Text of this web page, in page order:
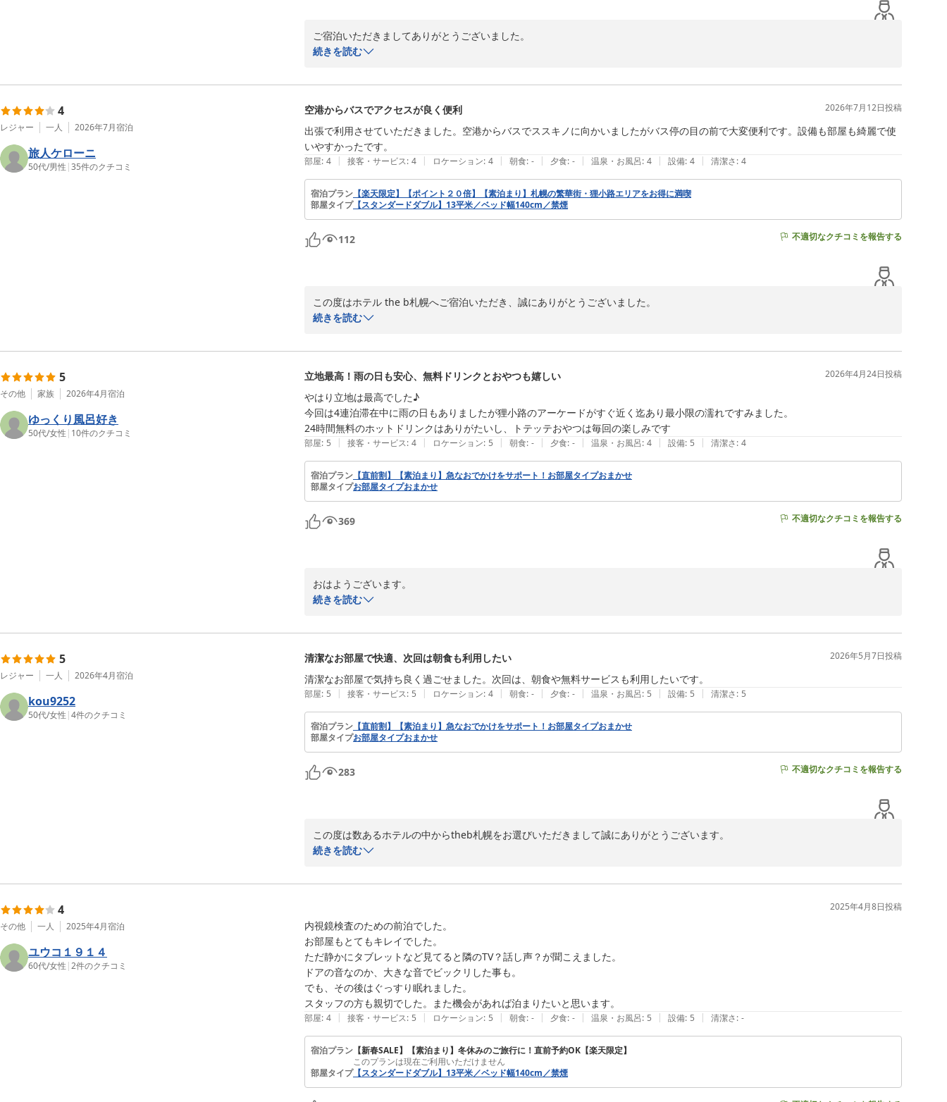
ご宿泊いただきましてありがとうございました。
ご滞在が「2泊のつもりだった！」というお話を伺い2泊目への急な変更も無事に対応できて本当によかったです。
買い物時間を満喫されたお話を伺い、私どもも大変嬉しく思っております。
しかしながら……心地よい滞在の中に、残念なポイントを作ってしまい本当に申し訳ありません。
客室に内線電話がなくフロントまで足を運んでいただくため、「面倒だな」と感じさせてしまいお手間をおかけしてしまいまし
た。
さらに水回りの気になるニオイ、そしてチェックアウト時にお待たせしてしまったことは
せっかくのリラックスタイムとお帰りの間際の間を遮ってしまい、深くお詫び申し上げます。
ニオイに関しては、すぐに清掃スタッフと共にお部屋をしっかり点検し、消臭と改善に努め手続きの連携もすぐに見直します。
そして「注文の多いゲスト」だなんて、どうかそんな風に思わないでください。
お客さまがこうして丁寧で率直な声を届けてくださるからこそ、私どもはもっと良いホテルへと成長することができます。
ｔｈｅ ｂ 札幌（ザビー さっぽろ）
続きを読む
4
レジャー 一人 2026年7月宿泊
旅人ケローニ
50代/男性 |35件のクチコミ
空港からバスでアクセスが良く便利 2026年7月12日投稿
出張で利用させていただきました。空港からバスでススキノに向かいましたがバス停の目の前で大変便利です。設備も部屋も綺麗で使
いやすかったです。
部屋: 4 | 接客・サービス: 4 | ロケーション: 4 | 朝食: - | 夕食: - | 温泉・お風呂: 4 | 設備: 4 | 清潔さ: 4
宿泊プラン 【楽天限定】【ポイント２０倍】【素泊まり】札幌の繁華街・狸小路エリアをお得に満喫
部屋タイプ【スタンダードダブル】13平米／ベッド幅140cm／禁煙
112 不適切なクチコミを報告する
この度はホテル the b札幌へご宿泊いただき、誠にありがとうございました。
また、当館の立地やお部屋等に関してお褒めの言葉をいただき、ありがとうございます。今後ともお客様が過ごしやすいホテルを
お客様のまたのご利用心よりお待ち申し上げております。
ｔｈｅ ｂ 札幌（ザビー さっぽろ）
2026-07-29
続きを読む
5
その他 家族 2026年4月宿泊
ゆっくり風呂好き
50代/女性 | 10件のクチコミ
立地最高！雨の日も安心、無料ドリンクとおやつも嬉しい 2026年4月24日投稿
やはり立地は最高でした♪
今回は4連泊滞在中に雨の日もありましたが狸小路のアーケードがすぐ近く迄あり最小限の濡れですみました。
部屋: 5 | 接客・サービス: 4 | ロケーション: 5 | 朝食: - | 夕食: - | 温泉・お風呂: 4 | 設備: 5 | 清潔さ: 4
宿泊プラン 【直前割】【素泊まり】急なおでかけをサポート！お部屋タイプおまかせ
部屋タイプお部屋タイプおまかせ
369 不適切なクチコミを報告する
おはようございます。
ゆっくり風呂好きさん「おかえりなさいませ」
窓の外の景色を見ながら、ふわりと香る焼き立てクロワッサンの匂いに
あらためましてthe b 札幌にご宿泊をいただきましてありがとうございます。
ゆっくり風呂好きさんのお言葉を拝見した瞬間
嬉しさのあまりパソコンの前で「起立」・「礼」・「満面の笑顔」となりました。
当館の自慢である「アーケード至近」の立地が
お客さまの足元をしっかりお守りできたようでホッと胸をなでおろしております。
そして、毎回の楽しみと言ってくださる「トッテッテ」！
スタッフが焼き上げたチョコチャンククッキーに、冷やしてひんやり触感を味わうスイートポテトを
季節は足早に過ぎ去りますが次回のご宿泊の際にも
変わらぬ「安定感抜群の笑顔」でお迎えすることをお約束いたします。
2026-04-26
続きを読む
5
レジャー 一人 2026年4月宿泊
kou9252
50代/女性 |4件のクチコミ
清潔なお部屋で快適、次回は朝食も利用したい 2026年5月7日投稿
清潔なお部屋で気持ち良く過ごせました。次回は、朝食や無料サービスも利用したいです。
部屋: 5 | 接客・サービス: 5 | ロケーション: 4 | 朝食: - | 夕食: - | 温泉・お風呂: 5 | 設備: 5 | 清潔さ: 5
宿泊プラン 【直前割】【素泊まり】急なおでかけをサポート！お部屋タイプおまかせ
部屋タイプお部屋タイプおまかせ
283 不適切なクチコミを報告する
この度は数あるホテルの中からtheb札幌をお選びいただきまして誠にありがとうございます。
お客様が気持ちよくお過ごしいただけたとのこと…心から安心いたしました。また、お部屋が清潔だったとのお言葉もいただくこと
タッフも感謝感謝の毎日になるほど、当ホテルのハウスキーピングは、どんなに限られた時間のなかでも客室の仕上がりを高める
お客様にその点を気づいていただくことができ、さらにはクチコミにも書いていただき、溢れんばかりの感謝でございます。
ご朝食や無料の軽食サービス、ぜひ次回ご利用していただければと思います！当ホテルの朝食は、ライトミールビュッフェとして
提供しております。軽めの料理なので、「ザ・北海道！」というようなお料理のご用意はございませんが、朝にピッタリ「中華
粥」がおすすめです。ザーサイ、ネギ、蒸し鶏などトッピングして召し上がっていただくと、ついついおかわりしたくなってしま
いますよ。
無料の軽食サービスにつきましては、現在はスイートポテトとチョコクッキーをご用意しております。夏は2年連続、夏季限定でア
イスクリームをご提供しておりました！今季はまだ未定ですが、もしかしたら夏は無料でアイスクリームが食べられるかも…！！
最後になりますが、この度は貴重なお時間を割いて大変嬉しいクチコミをお寄せいただき、ありがとうございました。
またぜひ当ホテルへお越しください！お客様のお帰りを心からお待ちしております。
ｔｈｅ ｂ 札幌（ザビー さっぽろ）
続きを読む
4
その他 一人 2025年4月宿泊
ユウコ１９１４
60代/女性 |2件のクチコミ
2025年4月8日投稿
内視鏡検査のための前泊でした。
お部屋もとてもキレイでした。
ただ静かにタブレットなど見てると隣のTV？話し声？が聞こえました。
ドアの音なのか、大きな音でビックリした事も。
でも、その後はぐっすり眠れました。
スタッフの方も親切でした。また機会があれば泊まりたいと思います。
部屋: 4 | 接客・サービス: 5 | ロケーション: 5 | 朝食: - | 夕食: - | 温泉・お風呂: 5 | 設備: 5 | 清潔さ: -
宿泊プラン 【新春SALE】【素泊まり】冬休みのご旅行に！直前予約OK【楽天限定】
このプランは現在ご利用いただけません
部屋タイプ【スタンダードダブル】13平米／ベッド幅140cm／禁煙